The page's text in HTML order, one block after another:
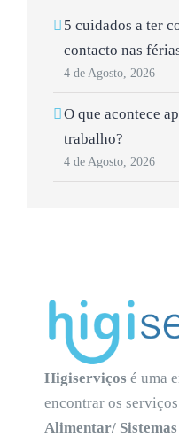
5 cuidados a ter
contacto nas
4 de Agosto, 2026
O que acontece
trabalho?
4 de Agosto, 2026
Higiserviços é uma
encontrar os
Alimentar/